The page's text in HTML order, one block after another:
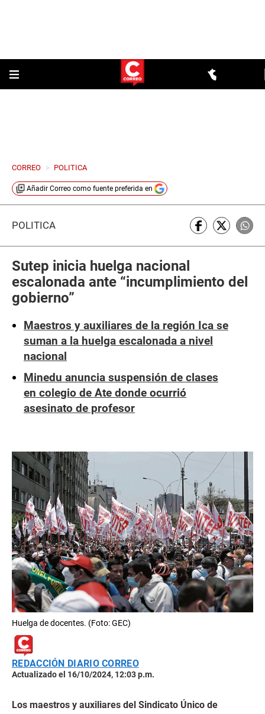
CORREO > POLITICA
Añadir Correo como fuente preferida en
POLÍTICA
Sutep inicia huelga nacional
escalonada ante “incumplimiento del
gobierno”
Maestros y auxiliares de la región Ica se
suman a la huelga escalonada a nivel
nacional
Minedu anuncia suspensión de clases
en colegio de Ate donde ocurrió
asesinato de profesor
Huelga de docentes. (Foto: GEC)
REDACCIÓN DIARIO CORREO
Actualizado el 16/10/2024, 12:03 p.m.
Los maestros y auxiliares del Sindicato Único de